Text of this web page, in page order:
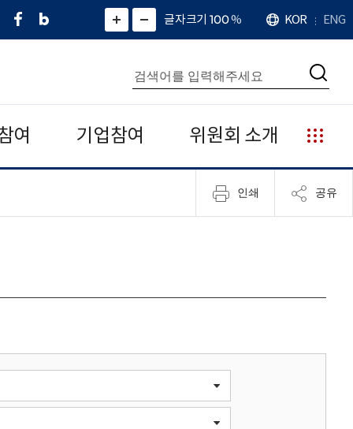
페
네
그
)
화
면
면
소
확
대
치
글자크기 100%
언
어
KOR ENG
통
합
검
색
검
여 기업참여 위원회 소개
누
리
집
안
인쇄 공유